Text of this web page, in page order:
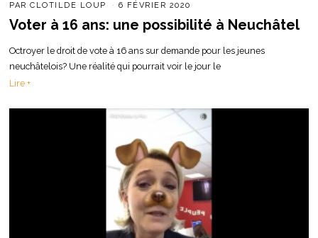
PARCLOTILDE LOUP 6 FÉVRIER 2020
Voter à 16 ans: une possibilité à Neuchâtel
Octroyer le droit de vote à 16 ans sur demande pour les jeunes
neuchâtelois? Une réalité qui pourrait voir le jour le
Lire +